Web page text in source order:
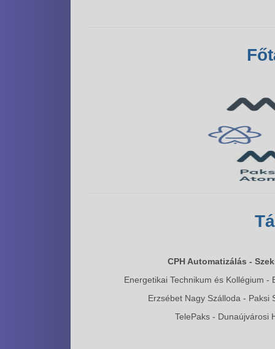
CPH Automatizálás -
Energetikai Technikum és Kollégium
Erzsébet Nagy Szálloda - Paksi
TelePaks - Dunaújvárosi